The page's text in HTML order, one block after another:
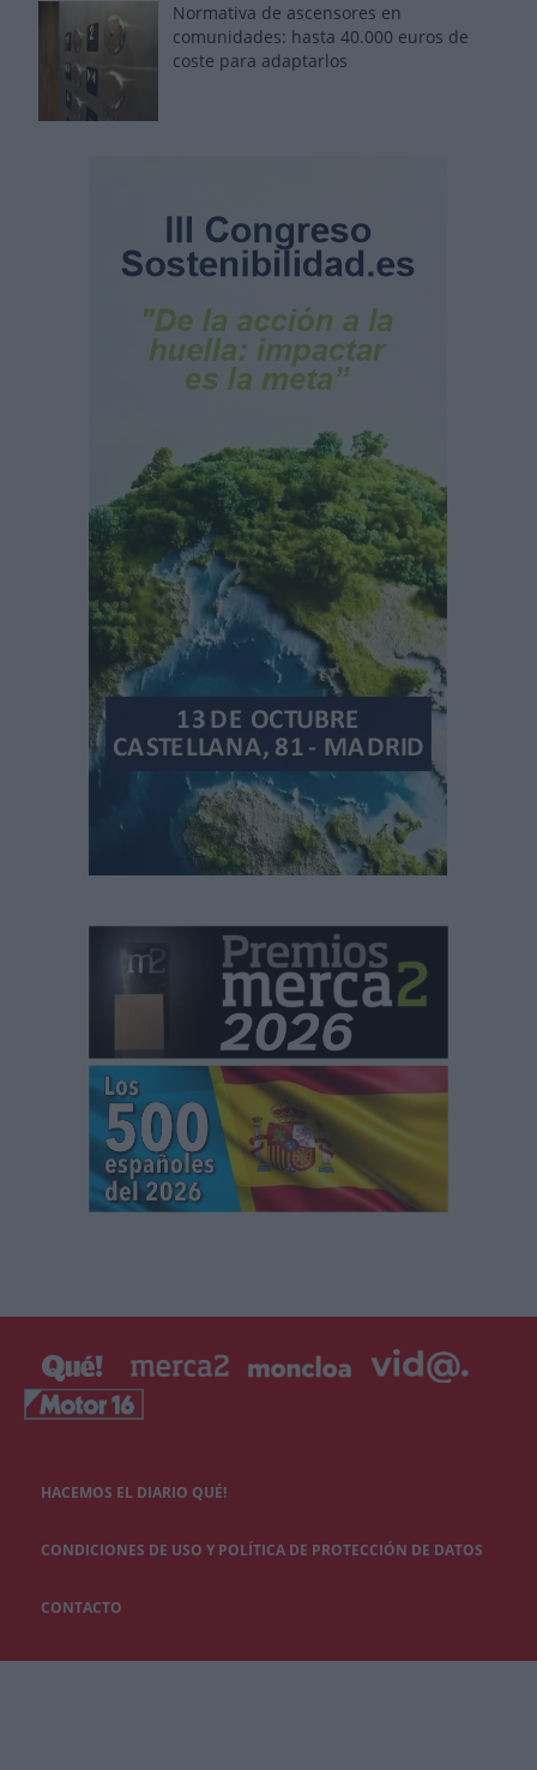
Normativa de ascensores en
comunidades: hasta 40.000 euros de
coste para adaptarlos
HACEMOS EL DIARIO QUÉ!
CONDICIONES DE USO Y POLÍTICA DE PROTECCIÓN DE DATOS
CONTACTO